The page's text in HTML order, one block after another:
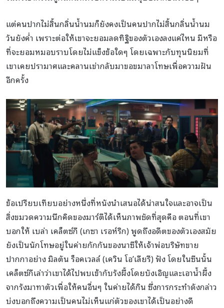
แต่คนปากไม่สิ้นกลิ่นน้ำนมก็ยังคงเป็นคนปากไม่สิ้นกลิ่นน้ำนม
วันยังค่ำ เพราะต่อให้เขาจะยอมลดทิฐิของตัวเองลงแค่ไหน มีหรือ
ที่จะยอมหมอบราบโดยไม่แข็งข้อใดๆ โดยเฉพาะกับทุนนิยมที่
เขาเคยปรามาศและคลานเข่ากลับมาขอขมาลาโทษเพื่อความฝัน
อีกครั้ง
ข้อเปรียบเทียบอย่างหนึ่งที่หนังนำเสนอได้น่าสนใจและอาจเป็น
สิ่งขมวดความนึกคิดของมาร์ตีได้เห็นภาพชัดที่สุดคือ ตอนที่เขา
บอกให้ เบล่า เคล็ตซ์กี (เกซา เรอห์ริก) พูดถึงอดีตของตัวเองสมัย
ยังเป็นนักโทษอยู่ในค่ายกักกันของนาซีให้เจ้าพ่อบริษัทขาย
ปากกาอย่าง มิลตัน ร็อคเวลล์ (เควิน โอ’เลียรี) ฟัง โดยในซีนนั้น
เคล็ตซ์กีเล่าว่าเขาได้ไปพบเข้ากับรังผึ้งโดยบังเอิญและเอาน้ำผึ้ง
จากรังมาทาตัวเพื่อให้คนอื่นๆ ในค่ายได้กิน ซึ่งการกระทำดังกล่าว
บ่งบอกถึงความเป็นคนไม่เห็นแก่ตัวของเขาได้เป็นอย่างดี